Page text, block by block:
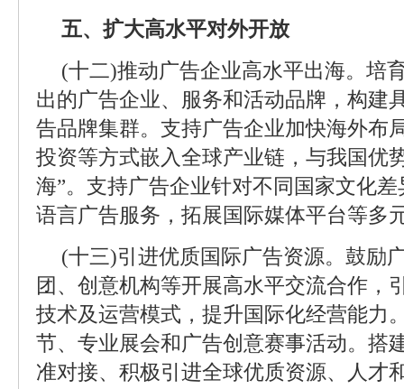
五、扩大高水平对外开放
(十二)推动广告企业高水平出海。培
出的广告企业、服务和活动品牌，构建
告品牌集群。支持广告企业加快海外布
投资等方式嵌入全球产业链，与我国优
海”。支持广告企业针对不同国家文化
语言广告服务，拓展国际媒体平台等多
(十三)引进优质国际广告资源。鼓励
团、创意机构等开展高水平交流合作，
技术及运营模式，提升国际化经营能力
节、专业展会和广告创意赛事活动。搭
准对接、积极引进全球优质资源、人才